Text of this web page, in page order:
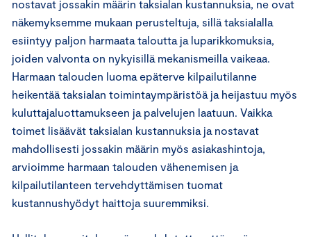
nostavat jossakin määrin taksialan kustannuksia, ne ovat
näkemyksemme mukaan perusteltuja, sillä taksialalla
esiintyy paljon harmaata taloutta ja luparikkomuksia,
joiden valvonta on nykyisillä mekanismeilla vaikeaa.
Harmaan talouden luoma epäterve kilpailutilanne
heikentää taksialan toimintaympäristöä ja heijastuu myös
kuluttajaluottamukseen ja palvelujen laatuun. Vaikka
toimet lisäävät taksialan kustannuksia ja nostavat
mahdollisesti jossakin määrin myös asiakashintoja,
arvioimme harmaan talouden vähenemisen ja
kilpailutilanteen tervehdyttämisen tuomat
kustannushyödyt haittoja suuremmiksi.